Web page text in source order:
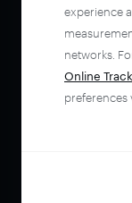
experience
networks.
Online
preferences